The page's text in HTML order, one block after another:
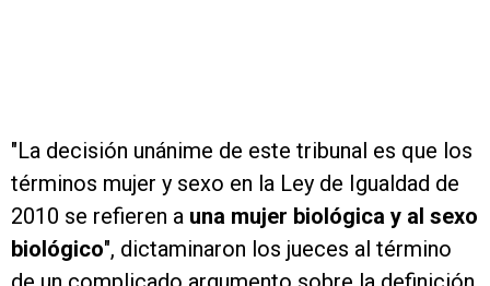
"La decisión unánime de este tribunal es que los
términos mujer y sexo en la Ley de Igualdad de
2010 se refieren a una mujer biológica y al sexo
biológico", dictaminaron los jueces al término